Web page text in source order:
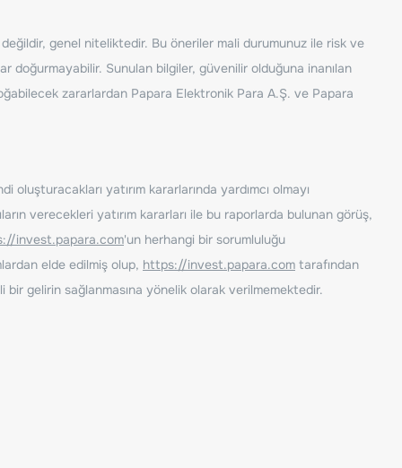
değildir, genel niteliktedir. Bu öneriler mali durumunuz ile risk ve
doğurmayabilir. Sunulan bilgiler, güvenilir olduğuna inanılan
zararlardan Papara Elektronik Para A.Ş. ve Papara
yatırım kararlarında yardımcı olmayı
verecekleri yatırım kararları ile bu raporlarda bulunan görüş,
invest.papara.com'un herhangi bir sorumluluğu
elde edilmiş olup, https://invest.papara.com tarafından
bir gelirin sağlanmasına yönelik olarak verilmemektedir.